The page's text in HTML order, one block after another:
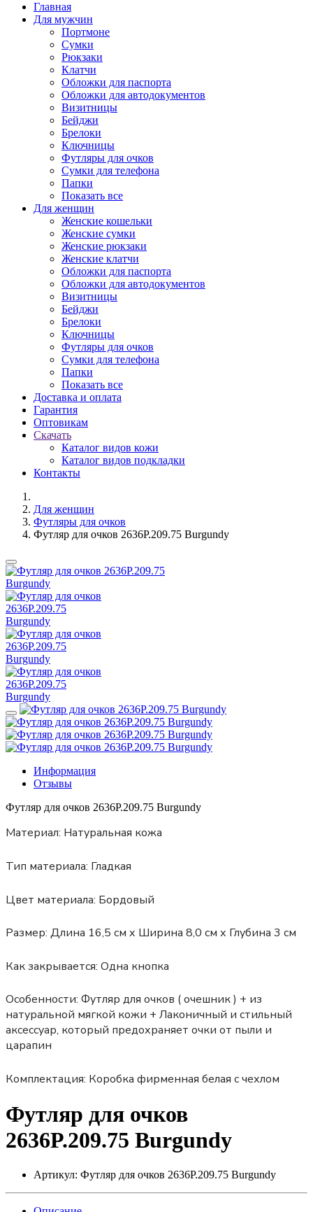
Главная
Для мужчин
Портмоне
Сумки
Рюкзаки
Клатчи
Обложки для паспорта
Обложки для автодокументов
Визитницы
Бейджи
Брелоки
Ключницы
Футляры для очков
Сумки для телефона
Папки
Показать все
Для женщин
Женские кошельки
Женские сумки
Женские рюкзаки
Женские клатчи
Обложки для паспорта
Обложки для автодокументов
Визитницы
Бейджи
Брелоки
Ключницы
Футляры для очков
Сумки для телефона
Папки
Показать все
Доставка и оплата
Гарантия
Оптовикам
Скачать
Каталог видов кожи
Каталог видов подкладки
Контакты
Для женщин
Футляры для очков
Футляр для очков 2636P.209.75 Burgundy
Информация
Отзывы
Футляр для очков 2636P.209.75 Burgundy
Материал: Натуральная кожа
Тип материала: Гладкая
Цвет материала: Бордовый
Размер: Длина 16,5 см х Ширина 8,0 см х Глубина 3 см
Как закрывается: Одна кнопка
Особенности: Футляр для очков ( очешник ) + из
натуральной мягкой кожи + Лаконичный и стильный
аксессуар, который предохраняет очки от пыли и
царапин
Комплектация: Коробка фирменная белая с чехлом
Футляр для очков
2636P.209.75 Burgundy
Артикул: Футляр для очков 2636P.209.75 Burgundy